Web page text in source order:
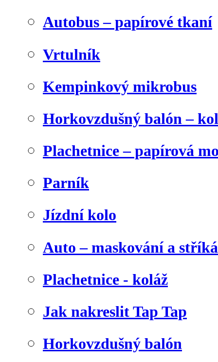
Autobus – papírové tkaní
Vrtulník
Kempinkový mikrobus
Horkovzdušný balón –
Plachetnice – papírová
Parník
Jízdní kolo
Auto – maskování a
Plachetnice - koláž
Jak nakreslit Tap Tap
Horkovzdušný balón